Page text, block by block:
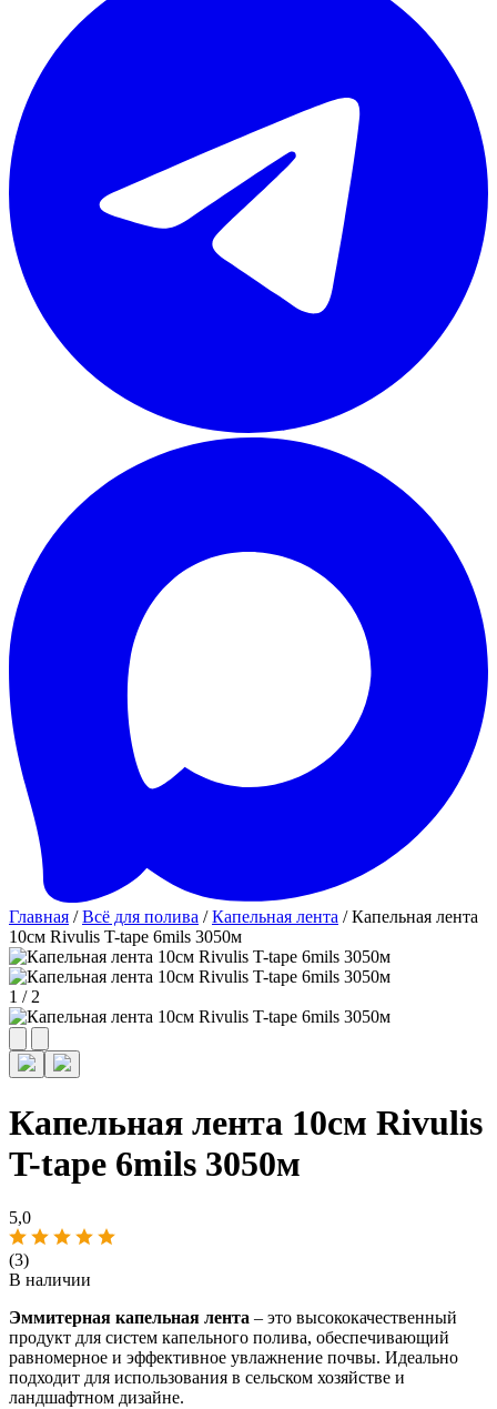
Главная /Всё для полива /Капельная лента / Капельная лента
10см Rivulis T-tape 6mils 3050м
1 / 2
Капельная лента 10см Rivulis
T-tape 6mils 3050м
5,0
(3)
В наличии
Эммитерная капельная лента – это высококачественный
продукт для систем капельного полива, обеспечивающий
равномерное и эффективное увлажнение почвы. Идеально
подходит для использования в сельском хозяйстве и
ландшафтном дизайне.